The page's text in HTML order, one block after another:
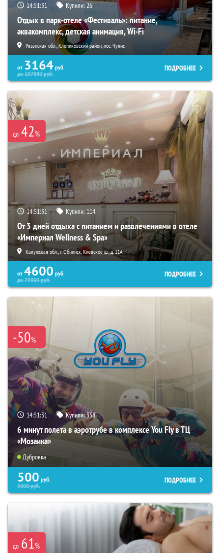
14:51:30 Купили:26
Отдых в парк-отеле «Фестиваль»: питание,
аквакомплекс, детская анимация, Wi-Fi
Рязанская обл., Клепиковский район, пос. Чулис
от 3164 руб.
до107880руб.
ПОДРОБНЕЕ
до 42%
14:51:30 Купили:114
От 3 дней отдыха с питанием и развлечениями в отеле
«Империал Wellness & Spa»
Калужская обл., г. Обнинск, Киевское ш., д. 11А
от 4600 руб.
до79000руб.
ПОДРОБНЕЕ
-50%
14:51:30 Купили:358
6 минут полета в аэротрубе в комплексе You Fly в ТЦ
«Мозаика»
Дубровка
500 руб.
5000руб.
ПОДРОБНЕЕ
до 61%